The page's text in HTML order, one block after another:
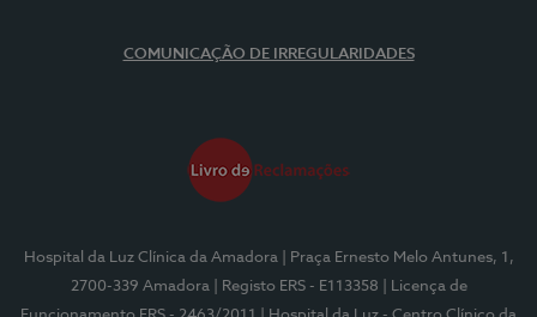
COMUNICAÇÃO DE IRREGULARIDADES
Hospital da Luz Clínica da Amadora
| Praça Ernesto Melo Antunes, 1,
2700-339 Amadora
| Registo ERS - E113358
| Licença de